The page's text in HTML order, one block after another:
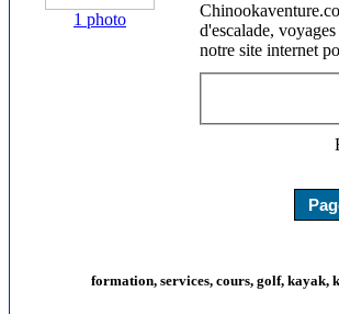
1 photo
d'escalade,
notre site internet
formation, services, cours, golf, kayak,